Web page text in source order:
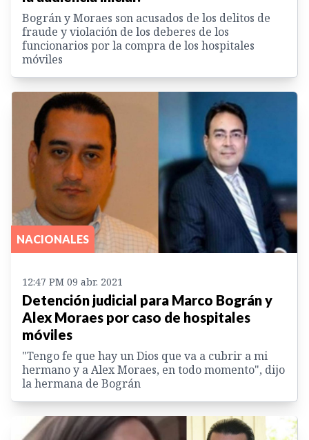
Bográn y Moraes son acusados de los delitos de
fraude y violación de los deberes de los
funcionarios por la compra de los hospitales
móviles
NACIONALES
12:47 PM 09 abr. 2021
Detención judicial para Marco Bográn y
Alex Moraes por caso de hospitales
móviles
"Tengo fe que hay un Dios que va a cubrir a mi
hermano y a Alex Moraes, en todo momento", dijo
la hermana de Bográn